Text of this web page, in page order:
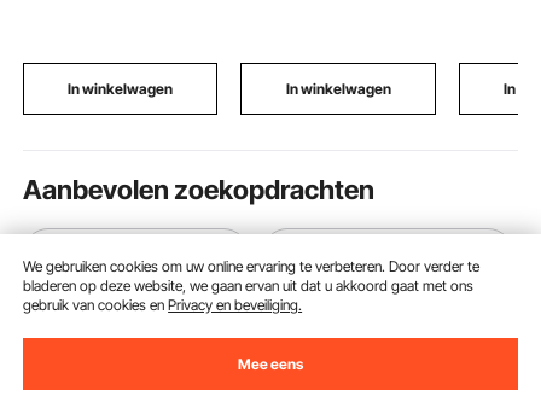
voor meisjes,
Kinderkledingkast voor
verkleedpartijen,
In winkelwagen
voor stoelen (51 x 45 x
95 cm), rood
In winkelwagen
wind- en
energie,
In
Aanbevolen zoekopdrachten
We gebruiken cookies om uw online ervaring te verbeteren. Door verder te
bladeren op deze website, we gaan ervan uit dat u akkoord gaat met ons
gebruik van cookies enPrivacy en beveiliging.
Mee eens